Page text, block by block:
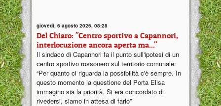
giovedì, 6 agosto 2026, 08:28
Del Chiaro: "Centro sportivo a Capannori,
interlocuzione ancora aperta ma..."
Il sindaco di Capannori fa il punto sull'ipotesi di un
centro sportivo rossonero sul territorio comunale:
“Per quanto ci riguarda la possibilità c'è sempre. In
questo momento la questione del Porta Elisa
immagino sia la priorità. Si era concordato di
rivedersi, siamo in attesa di farlo”